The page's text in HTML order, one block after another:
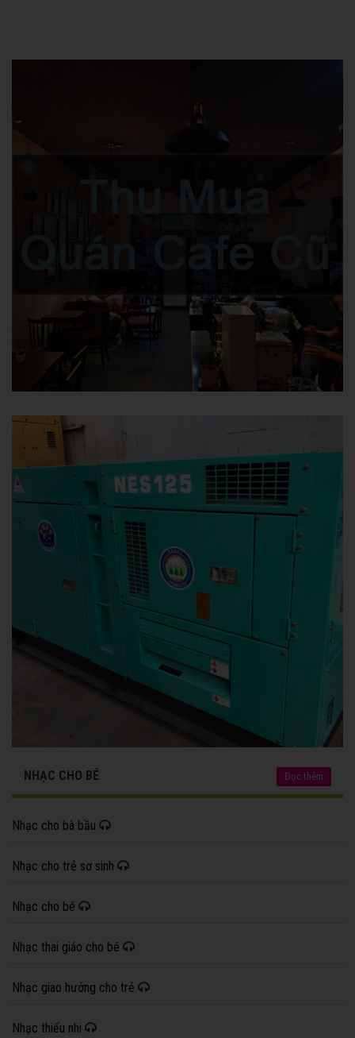
NHẠC CHO BÉ Đọc thêm
Nhạc cho bà bầu
Nhạc cho trẻ sơ sinh
Nhạc cho bé
Nhạc thai giáo cho bé
Nhạc giao hưởng cho trẻ
Nhạc thiếu nhi